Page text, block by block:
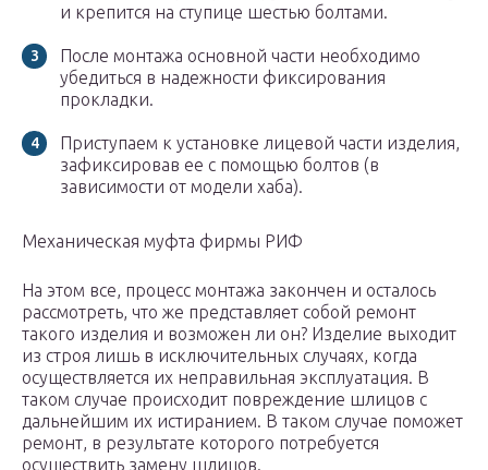
и крепится на ступице шестью болтами.
После монтажа основной части необходимо
убедиться в надежности фиксирования
прокладки.
Приступаем к установке лицевой части изделия,
зафиксировав ее с помощью болтов (в
зависимости от модели хаба).
Механическая муфта фирмы РИФ
На этом все, процесс монтажа закончен и осталось
рассмотреть, что же представляет собой ремонт
такого изделия и возможен ли он? Изделие выходит
из строя лишь в исключительных случаях, когда
осуществляется их неправильная эксплуатация. В
таком случае происходит повреждение шлицов с
дальнейшим их истиранием. В таком случае поможет
ремонт, в результате которого потребуется
осуществить замену шлицов.